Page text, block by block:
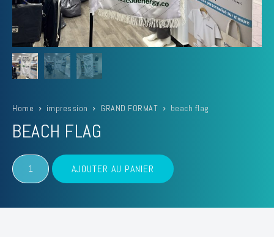
Home impression GRAND FORMAT beach flag
BEACH FLAG
quantité
de
beach
AJOUTER AU PANIER